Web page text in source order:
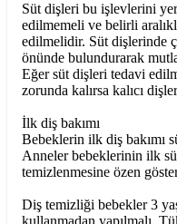
Süt dişleri bu işlevlerini
edilmemeli ve belirli
edilmelidir. Süt dişlerinde
önünde bulundurarak
Eğer süt dişleri tedavi
zorunda kalırsa kalıcı
İlk diş bakımı
Bebeklerin ilk diş bakımı
Anneler bebeklerinin ilk
temizlenmesine özen
Diş temizliği bebekler 3